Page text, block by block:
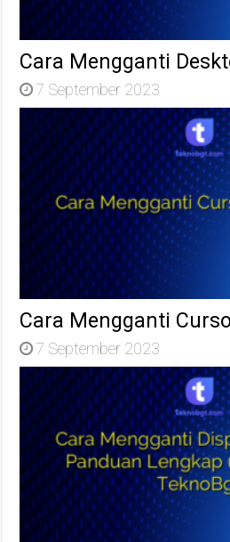
Cara Mengganti
7 September 2023
Cara Mengganti
7 September 2023